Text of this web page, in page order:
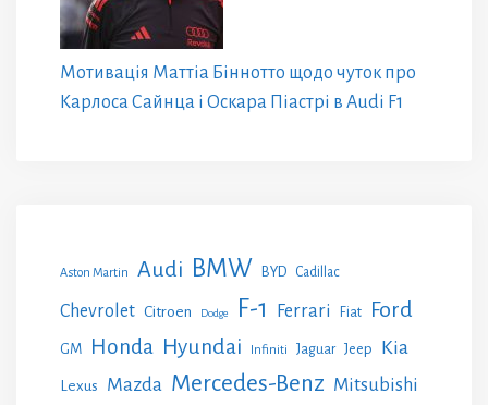
Мотивація Маттіа Біннотто щодо чуток про
Карлоса Сайнца і Оскара Піастрі в Audi F1
Aston Martin Audi BMW BYD Cadillac
Chevrolet Citroen Dodge F-1 Ferrari Fiat Ford
GM Honda Hyundai Infiniti Jaguar Jeep Kia
Lexus Mazda Mercedes-Benz Mitsubishi